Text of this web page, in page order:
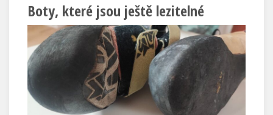
Boty, které jsou ještě lezitelné